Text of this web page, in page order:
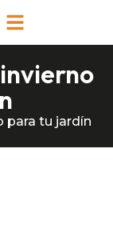
para tu jardín